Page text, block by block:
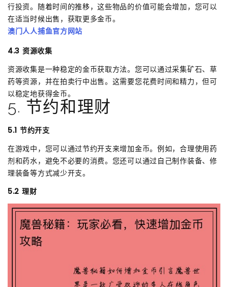
行投资。随着时间的推移，这些物品的价值可能会增加，您可以
在适当时候出售，获取更多金币。
澳门人人捕鱼官方网站
4.3 资源收集
资源收集是一种稳定的金币获取方法。您可以通过采集矿石、草
药等资源，并在拍卖行中出售。这需要您花费时间和精力，但可
以稳定地获得金币。
5. 节约和理财
5.1 节约开支
在游戏中，您可以通过节约开支来增加金币。例如，合理使用药
剂和药水，避免不必要的消费。您还可以通过自己制作装备、修
理装备等方式减少开支。
5.2 理财